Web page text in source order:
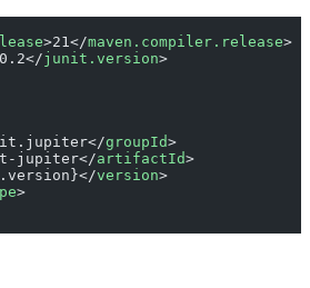
>21</maven.compiler.release>
junit.version>
groupId>
jupiter</artifactId>
version>
>